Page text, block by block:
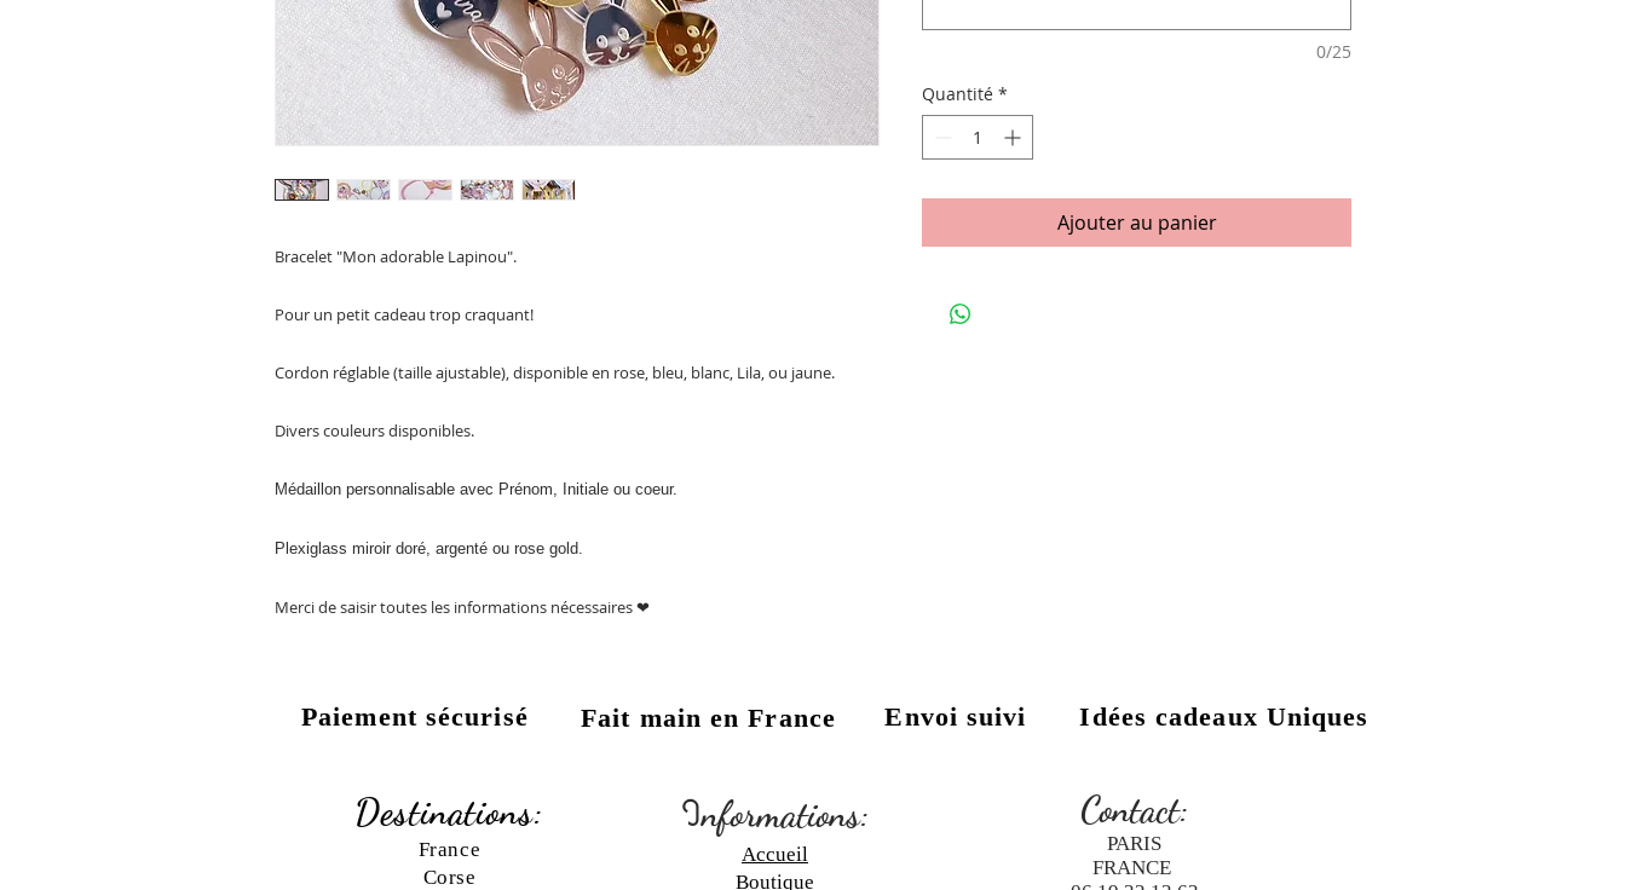
Bracelet "Mon adorable Lapinou".
Pour un petit cadeau trop craquant!
Cordon réglable (taille ajustable), disponible en rose, bleu, blanc, Lila, ou jaune.
Divers couleurs disponibles.
Médaillon personnalisable avec Prénom, Initiale ou coeur.
Plexiglass miroir doré, argenté ou rose gold.
Merci de saisir toutes les informations nécessaires ❤
0/25
Quantité *
Ajouter au panier
Paiement sécurisé Fait main en France Envoi suivi Idées cadeaux Uniques
Destinations:
France
Corse
Informations:
Accueil
Boutique
Contact:
PARIS
FRANCE